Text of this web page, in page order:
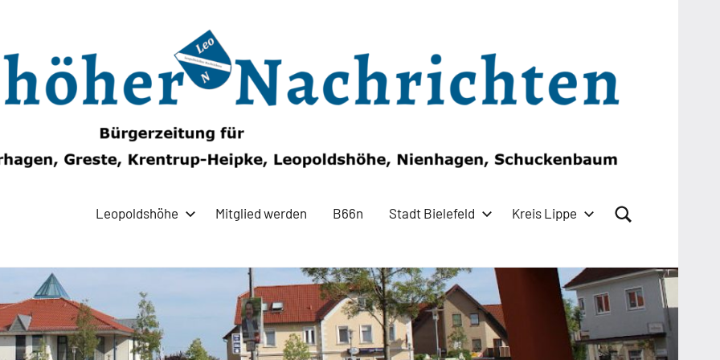
Leopoldshöhe Mitglied werden B66n Stadt Bielefeld Kreis Lippe